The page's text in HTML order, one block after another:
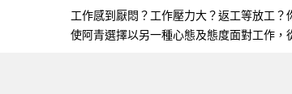
工作感到厭悶？工作壓力大？返工等放工
使阿青選擇以另一種心態及態度面對工作